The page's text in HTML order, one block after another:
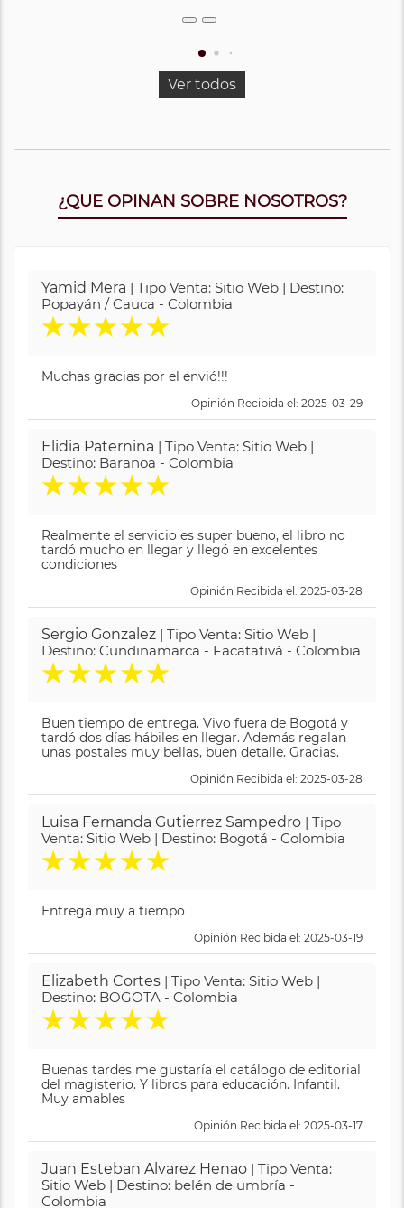
Ver todos
¿QUE OPINAN SOBRE NOSOTROS?
Yamid Mera | Tipo Venta: Sitio Web | Destino:
Popayán / Cauca - Colombia
★★★★★
Muchas gracias por el envió!!!
Opinión Recibida el: 2025-03-29
Elidia Paternina | Tipo Venta: Sitio Web |
Destino: Baranoa - Colombia
★★★★★
Realmente el servicio es super bueno, el libro no
tardó mucho en llegar y llegó en excelentes
condiciones
Opinión Recibida el: 2025-03-28
Sergio Gonzalez | Tipo Venta: Sitio Web |
Destino: Cundinamarca - Facatativá - Colombia
★★★★★
Buen tiempo de entrega. Vivo fuera de Bogotá y
tardó dos días hábiles en llegar. Además regalan
unas postales muy bellas, buen detalle. Gracias.
Opinión Recibida el: 2025-03-28
Luisa Fernanda Gutierrez Sampedro | Tipo
Venta: Sitio Web | Destino: Bogotá - Colombia
★★★★★
Entrega muy a tiempo
Opinión Recibida el: 2025-03-19
Elizabeth Cortes | Tipo Venta: Sitio Web |
Destino: BOGOTA - Colombia
★★★★★
Buenas tardes me gustaría el catálogo de editorial
del magisterio. Y libros para educación. Infantil.
Muy amables
Opinión Recibida el: 2025-03-17
Juan Esteban Alvarez Henao | Tipo Venta:
Sitio Web | Destino: belén de umbría -
Colombia